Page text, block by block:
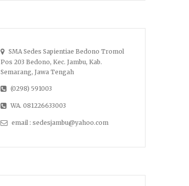
SMA Sedes Sapientiae Bedono Tromol
Pos 203 Bedono, Kec. Jambu, Kab.
Semarang, Jawa Tengah
(0298) 591003
WA. 081226633003
email : sedesjambu@yahoo.com